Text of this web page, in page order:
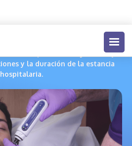
enteral más segura y rápida para
de los pacientes ingresados y
y la duración de la estancia
hospitalaria.